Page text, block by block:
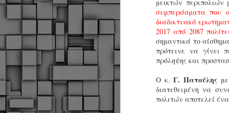
μεικτών περιπολιών
συμπεράσματα που
διαδικτυακό
2017 από 2087
σημαντικά το
πρότεινε να γίνει
πρόληψης και
Ο κ.Γ. Πατούλης
διατεθειμένη να
πολιτών αποτελεί